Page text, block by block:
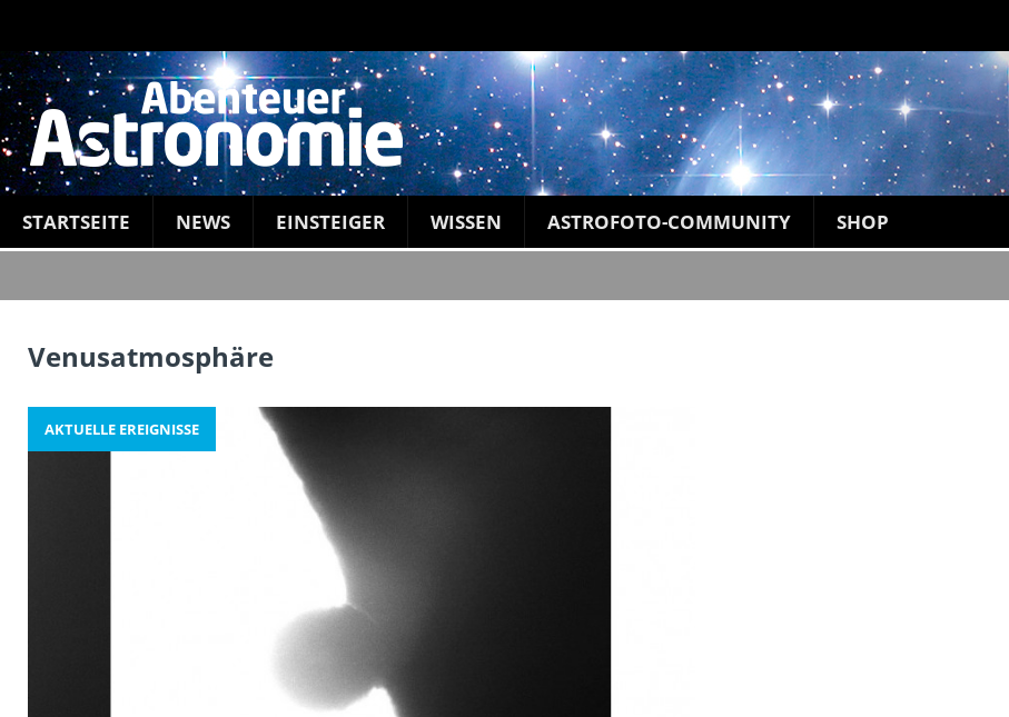
STARTSEITE NEWS EINSTEIGER WISSEN ASTROFOTO-COMMUNITY SHOP
Venusatmosphäre
AKTUELLE EREIGNISSE